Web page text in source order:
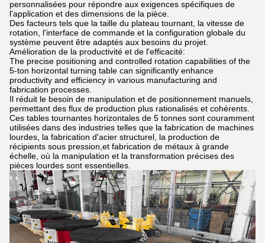
personnalisées pour répondre aux exigences spécifiques de
l'application et des dimensions de la pièce.
Des facteurs tels que la taille du plateau tournant, la vitesse de
rotation, l'interface de commande et la configuration globale du
système peuvent être adaptés aux besoins du projet.
Amélioration de la productivité et de l'efficacité:
The precise positioning and controlled rotation capabilities of the
5-ton horizontal turning table can significantly enhance
productivity and efficiency in various manufacturing and
fabrication processes.
Il réduit le besoin de manipulation et de positionnement manuels,
permettant des flux de production plus rationalisés et cohérents.
Ces tables tournantes horizontales de 5 tonnes sont couramment
utilisées dans des industries telles que la fabrication de machines
lourdes, la fabrication d'acier structurel, la production de
récipients sous pression,et fabrication de métaux à grande
échelle, où la manipulation et la transformation précises des
pièces lourdes sont essentielles.